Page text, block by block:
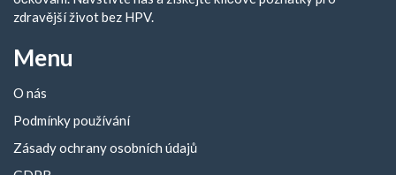
zdravější život bez HPV.
Menu
O nás
Podmínky používání
Zásady ochrany osobních údajů